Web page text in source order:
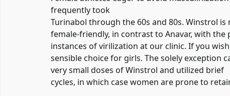
frequently took
Turinabol through the 60s and 80s. Winstrol is
female-friendly, in contrast to Anavar, with
instances of virilization at our clinic. If you
sensible choice for girls. The solely exception
very small doses of Winstrol and utilized brief
cycles, in which case women are prone to